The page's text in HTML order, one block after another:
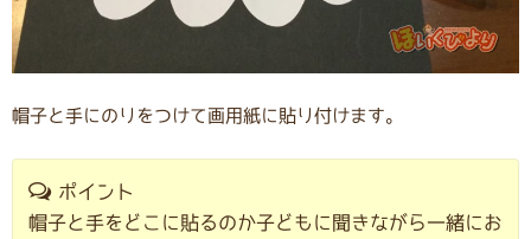
帽子と手にのりをつけて画用紙に貼り付けます。
ポイント
帽子と手をどこに貼るのか子どもに聞きながら一緒にお